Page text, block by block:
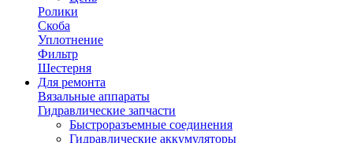
Ролики
Скоба
Уплотнение
Фильтр
Шестерня
Для ремонта
Вязальные аппараты
Гидравлические запчасти
Быстроразъемные соединения
Гидравлические аккумуляторы